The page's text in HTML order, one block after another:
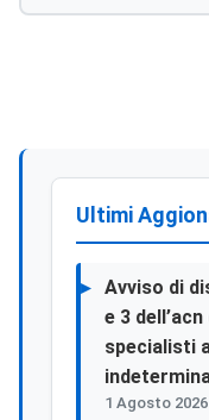
Ultimi
Avviso di
e 3
specialisti
1 Agosto 2026